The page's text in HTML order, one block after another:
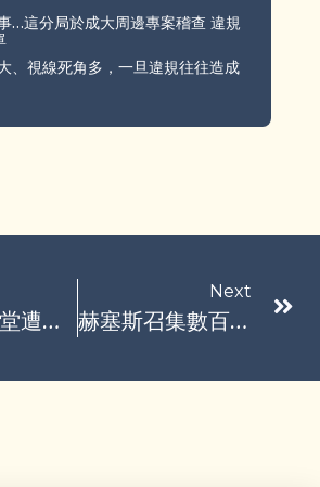
…這分局於成大周邊專案稽查 違規
、視線死角多，一旦違規往往造成
密西根1教堂遭掃射縱火 已3死8傷 槍手遭擊斃
Next
赫塞斯召集數百名將官 川普親赴維州與會